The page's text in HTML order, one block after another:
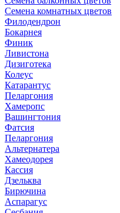
Семена комнатных цветов
Филодендрон
Бокарнея
Финик
Ливистона
Дизиготека
Колеус
Катарантус
Пеларгония
Хамеропс
Вашингтония
Фатсия
Пеларгония
Альтернатера
Хамеодорея
Кассия
Дзельква
Бирючина
Аспарагус